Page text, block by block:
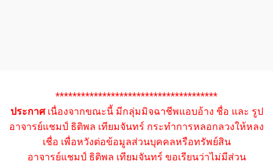
**************************************
ประกาศเนื่องจากขณะนี้ มีกลุ่มมิจฉาชีพแอบอ้าง ชื่อ และ รูป
อาจารย์แชมป์ ธิติพล เทียมจันทร์ กระทำการหลอกลวงให้หลง
เชื่อ เพื่อหวังต่อข้อมูลส่วนบุคคลหรือทรัพย์สิน
อาจารย์แชมป์ ธิติพล เทียมจันทร์ ขอเรียนว่าไม่มีส่วน